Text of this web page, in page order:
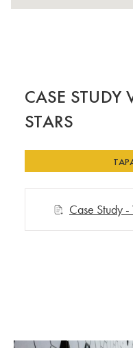
CASE STUDY
STARS
Case Study